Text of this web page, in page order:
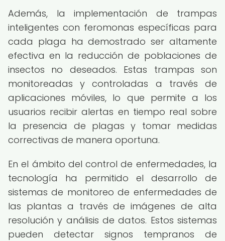
Además, la implementación de trampas
inteligentes con feromonas específicas para
cada plaga ha demostrado ser altamente
efectiva en la reducción de poblaciones de
insectos no deseados. Estas trampas son
monitoreadas y controladas a través de
aplicaciones móviles, lo que permite a los
usuarios recibir alertas en tiempo real sobre
la presencia de plagas y tomar medidas
correctivas de manera oportuna.
En el ámbito del control de enfermedades, la
tecnología ha permitido el desarrollo de
sistemas de monitoreo de enfermedades de
las plantas a través de imágenes de alta
resolución y análisis de datos. Estos sistemas
pueden detectar signos tempranos de